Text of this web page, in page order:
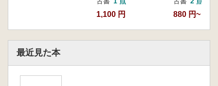
1,100 円 880 円~
最近見た本